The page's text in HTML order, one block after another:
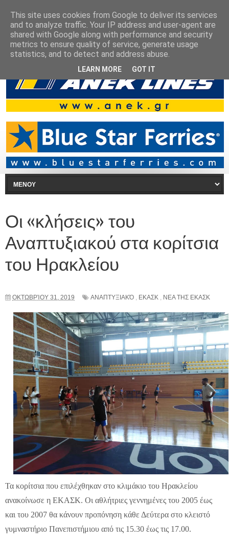
Οι «κλήσεις» του
Αναπτυξιακού στα κορίτσια
του Ηρακλείου
ΟΚΤΩΒΡΊΟΥ 31, 2019 ΑΝΑΠΤΥΞΙΑΚΌ , ΕΚΑΣΚ , ΝΕΑ ΤΗΣ ΕΚΑΣΚ
Τα κορίτσια που επιλέχθηκαν στο κλιμάκιο του Ηρακλείου
ανακοίνωσε η ΕΚΑΣΚ. Οι αθλήτριες γεννημένες του 2005 έως
και του 2007 θα κάνουν προπόνηση κάθε Δεύτερα στο κλειστό
γυμναστήριο Πανεπιστήμιου από τις 15.30 έως τις 17.00.
This site uses cookies from Google to deliver its services
and to analyze traffic. Your IP address and user-agent are
shared with Google along with performance and security
metrics to ensure quality of service, generate usage
statistics, and to detect and address abuse.
LEARN MORE GOT IT